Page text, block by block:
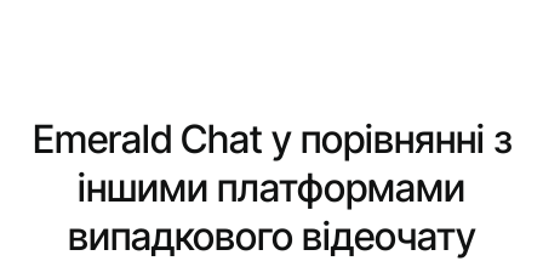
Emerald Chat у порівнянні з
іншими платформами
випадкового відеочату